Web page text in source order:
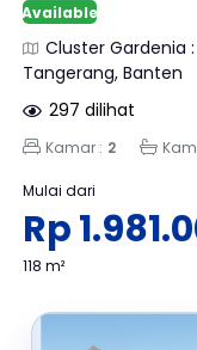
Available
Cluster Gardenia
Tangerang, Banten
297 dilihat
Kamar : 2
Mulai dari
Rp
118 m²